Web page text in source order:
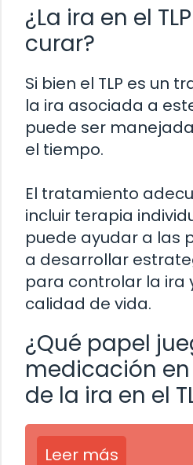
¿La ira en el
curar?
Si bien el TLP es un
la ira asociada a
puede ser
el tiempo.
El tratamiento
incluir terapia
puede ayudar a las
a desarrollar
para controlar la ira
calidad de vida.
¿Qué papel
medicación
de la ira en el
Leer más